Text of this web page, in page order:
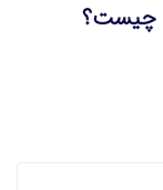
چیست؟